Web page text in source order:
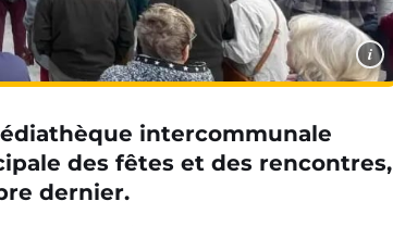
i
intercommunale
des fêtes et des rencontres,
dernier.